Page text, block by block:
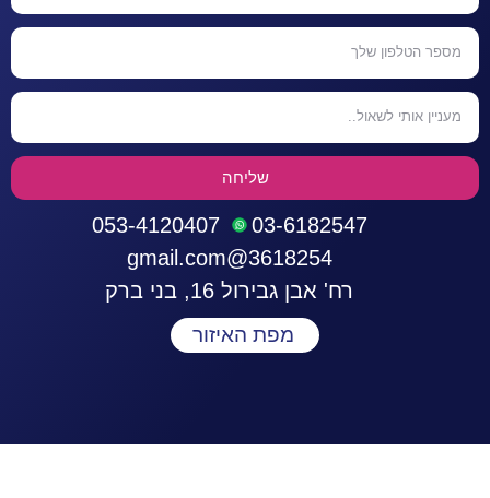
שליחה
03-6182547
053-4120407
3618254@gmail.com
רח' אבן גבירול 16, בני ברק
מפת האיזור